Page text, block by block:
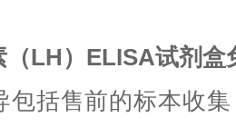
（LH）ELISA试剂盒
包括售前的标本收